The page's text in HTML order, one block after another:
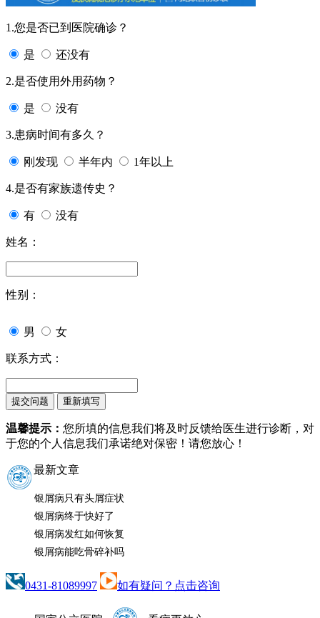
1.您是否已到医院确诊？
是 还没有
2.是否使用外用药物？
是 没有
3.患病时间有多久？
刚发现 半年内 1年以上
4.是否有家族遗传史？
有 没有
姓名：
性别：
男 女
联系方式：
温馨提示： 您所填的信息我们将及时反馈给医生进行诊断，对
于您的个人信息我们承诺绝对保密！请您放心！
最新文章
银屑病只有头屑症状
银屑病终于快好了
银屑病发红如何恢复
银屑病能吃骨碎补吗
0431-81089997 如有疑问？点击咨询